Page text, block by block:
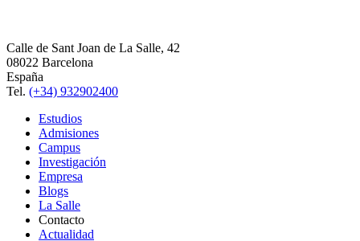
Calle de Sant Joan de La Salle, 42
08022 Barcelona
España
Tel. (+34) 932902400
Estudios
Admisiones
Campus
Investigación
Empresa
Blogs
La Salle
Contacto
Actualidad